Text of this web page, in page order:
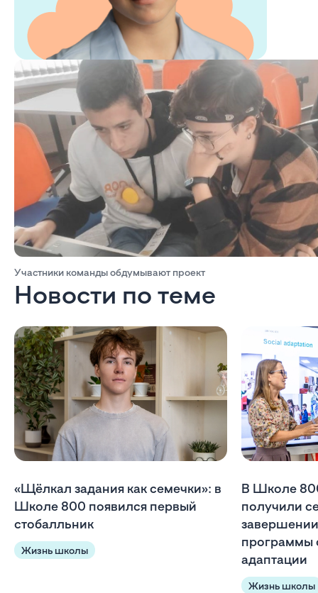
Участники команды обдумывают проект
Новости по теме
«Щёлкал задания как семечки»: в
Школе 800 появился первый
стобалльник
Жизнь школы
В Школе
получили
программы
адаптации
Жизнь школы